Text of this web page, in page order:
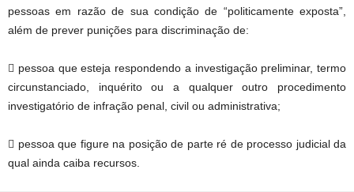
pessoas em razão de sua condição de “politicamente exposta”,
além de prever punições para discriminação de:
 pessoa que esteja respondendo a investigação preliminar, termo
circunstanciado, inquérito ou a qualquer outro procedimento
investigatório de infração penal, civil ou administrativa;
 pessoa que figure na posição de parte ré de processo judicial da
qual ainda caiba recursos.